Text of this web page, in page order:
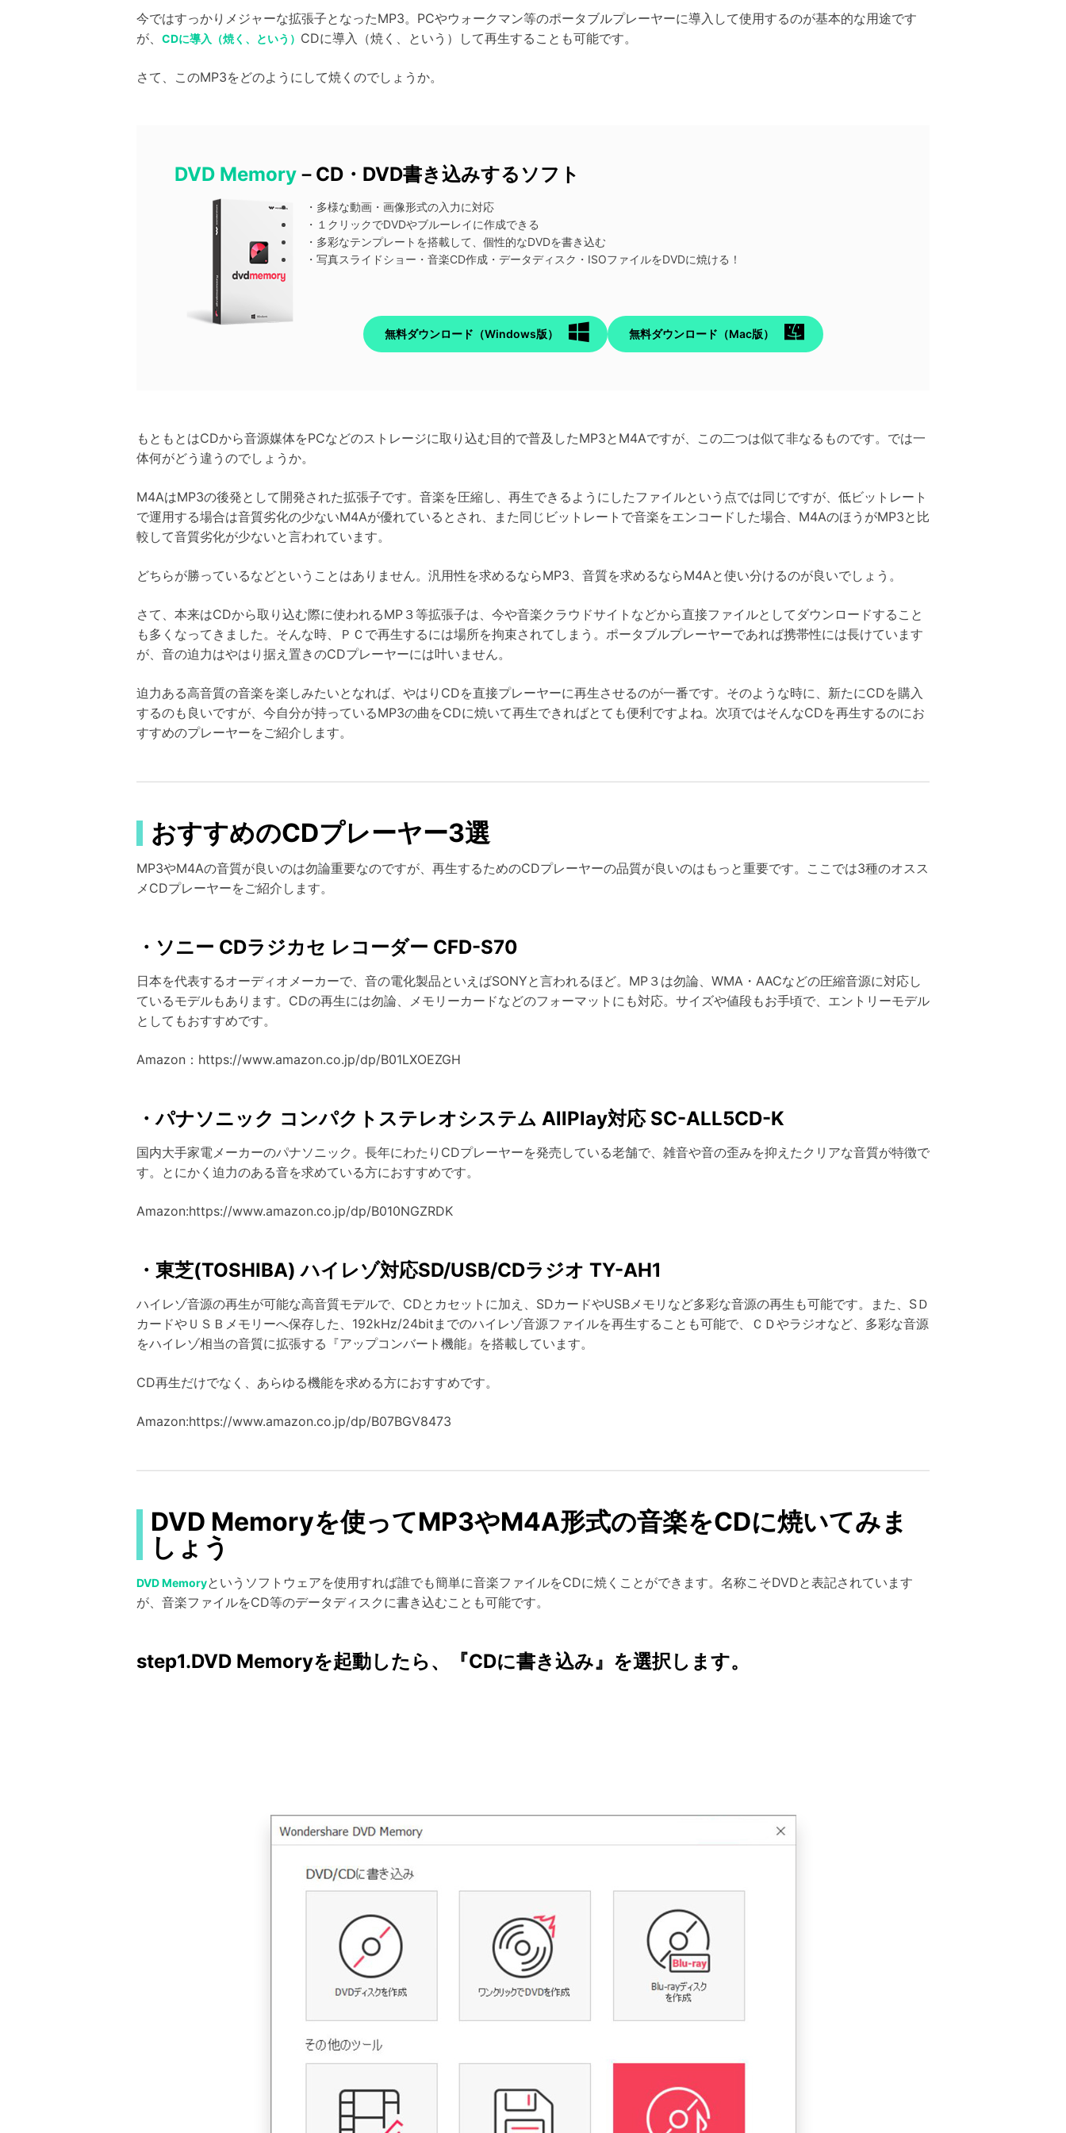
今ではすっかりメジャーな拡張子となったMP3。PCやウォークマン等のポータブルプレーヤーに導入して使用するのが基本的な用途です
が、 CDに導入（焼く、という） CDに導入（焼く、という）して再生することも可能です。
さて、このMP3をどのようにして焼くのでしょうか。
DVD Memory －CD・DVD書き込みするソフト
・多様な動画・画像形式の入力に対応
・１クリックでDVDやブルーレイに作成できる
・多彩なテンプレートを搭載して、個性的なDVDを書き込む
・写真スライドショー・音楽CD作成・データディスク・ISOファイルをDVDに焼ける！
無料ダウンロード（Windows版） 無料ダウンロード（Mac版）
もともとはCDから音源媒体をPCなどのストレージに取り込む目的で普及したMP3とM4Aですが、この二つは似て非なるものです。では一
体何がどう違うのでしょうか。
M4AはMP3の後発として開発された拡張子です。音楽を圧縮し、再生できるようにしたファイルという点では同じですが、低ビットレート
で運用する場合は音質劣化の少ないM4Aが優れているとされ、また同じビットレートで音楽をエンコードした場合、M4AのほうがMP3と比
較して音質劣化が少ないと言われています。
どちらが勝っているなどということはありません。汎用性を求めるならMP3、音質を求めるならM4Aと使い分けるのが良いでしょう。
さて、本来はCDから取り込む際に使われるMP３等拡張子は、今や音楽クラウドサイトなどから直接ファイルとしてダウンロードすること
も多くなってきました。そんな時、ＰＣで再生するには場所を拘束されてしまう。ポータブルプレーヤーであれば携帯性には長けています
が、音の迫力はやはり据え置きのCDプレーヤーには叶いません。
迫力ある高音質の音楽を楽しみたいとなれば、やはりCDを直接プレーヤーに再生させるのが一番です。そのような時に、新たにCDを購入
するのも良いですが、今自分が持っているMP3の曲をCDに焼いて再生できればとても便利ですよね。次項ではそんなCDを再生するのにお
すすめのプレーヤーをご紹介します。
おすすめのCDプレーヤー3選
MP3やM4Aの音質が良いのは勿論重要なのですが、再生するためのCDプレーヤーの品質が良いのはもっと重要です。ここでは3種のオスス
メCDプレーヤーをご紹介します。
・ソニー CDラジカセ レコーダー CFD-S70
日本を代表するオーディオメーカーで、音の電化製品といえばSONYと言われるほど。MP３は勿論、WMA・AACなどの圧縮音源に対応し
ているモデルもあります。CDの再生には勿論、メモリーカードなどのフォーマットにも対応。サイズや値段もお手頃で、エントリーモデル
としてもおすすめです。
Amazon：https://www.amazon.co.jp/dp/B01LXOEZGH
・パナソニック コンパクトステレオシステム AllPlay対応 SC-ALL5CD-K
国内大手家電メーカーのパナソニック。長年にわたりCDプレーヤーを発売している老舗で、雑音や音の歪みを抑えたクリアな音質が特徴で
す。とにかく迫力のある音を求めている方におすすめです。
Amazon:https://www.amazon.co.jp/dp/B010NGZRDK
・東芝(TOSHIBA) ハイレゾ対応SD/USB/CDラジオ TY-AH1
ハイレゾ音源の再生が可能な高音質モデルで、CDとカセットに加え、SDカードやUSBメモリなど多彩な音源の再生も可能です。また、SＤ
カードやＵＳＢメモリーへ保存した、192kHz/24bitまでのハイレゾ音源ファイルを再生することも可能で、ＣＤやラジオなど、多彩な音源
をハイレゾ相当の音質に拡張する『アップコンバート機能』を搭載しています。
CD再生だけでなく、あらゆる機能を求める方におすすめです。
Amazon:https://www.amazon.co.jp/dp/B07BGV8473
DVD Memoryを使ってMP3やM4A形式の音楽をCDに焼いてみま
しょう
DVD Memoryというソフトウェアを使用すれば誰でも簡単に音楽ファイルをCDに焼くことができます。名称こそDVDと表記されています
が、音楽ファイルをCD等のデータディスクに書き込むことも可能です。
step1.DVD Memoryを起動したら、『CDに書き込み』を選択します。